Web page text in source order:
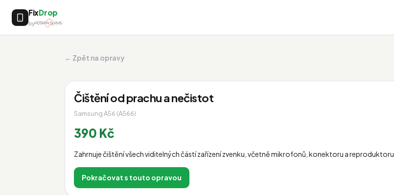
FixDrop
by
← Zpět na opravy
Čištění od prachu a nečistot
Samsung A56 (A566)
390 Kč
Zahrnuje čištění všech viditelných částí zařízení zvenku, včetně mikrofonů, konektoru a reproduktoru.
Pokračovat s touto opravou